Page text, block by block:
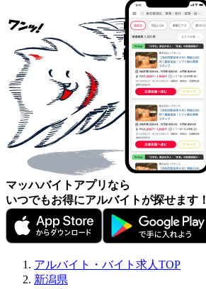
マッハバイトアプリなら
いつでもお得にアルバイトが探せます！
アルバイト・バイト求人TOP
新潟県